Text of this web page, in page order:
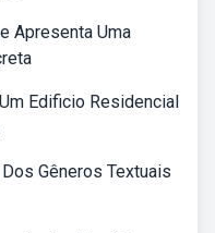
Apresenta Uma
Edificio Residencial
Gêneros Textuais